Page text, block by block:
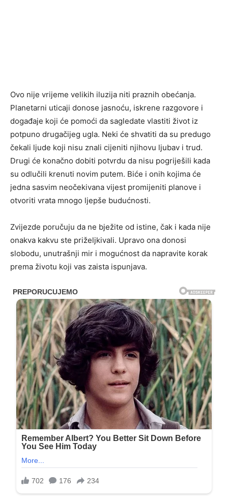
Ovo nije vrijeme velikih iluzija niti praznih obećanja.
Planetarni uticaji donose jasnoću, iskrene razgovore i
događaje koji će pomoći da sagledate vlastiti život iz
potpuno drugačijeg ugla. Neki će shvatiti da su predugo
čekali ljude koji nisu znali cijeniti njihovu ljubav i trud.
Drugi će konačno dobiti potvrdu da nisu pogriješili kada
su odlučili krenuti novim putem. Biće i onih kojima će
jedna sasvim neočekivana vijest promijeniti planove i
otvoriti vrata mnogo ljepše budućnosti.
Zvijezde poručuju da ne bježite od istine, čak i kada nije
onakva kakvu ste priželjkivali. Upravo ona donosi
slobodu, unutrašnji mir i mogućnost da napravite korak
prema životu koji vas zaista ispunjava.